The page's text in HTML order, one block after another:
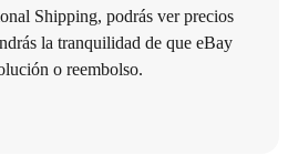
Shipping, podrás ver precios
la tranquilidad de que eBay
o reembolso.